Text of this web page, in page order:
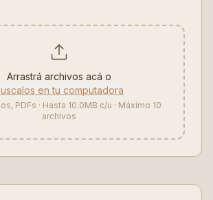
Arrastrá archivos acá o
en tu computadora
PDFs · Hasta 10.0MB c/u · Máximo 10
archivos